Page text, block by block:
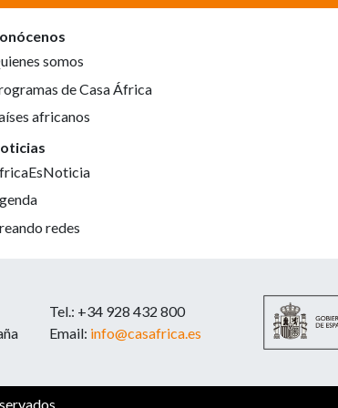
somos
de Casa África
africanos
redes
Tel.: +34 928 432 800
Email: info@casafrica.es